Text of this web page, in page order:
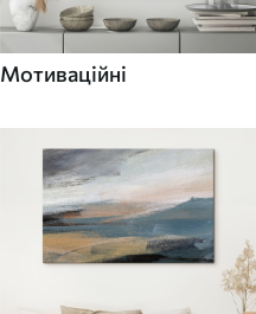
Мотиваційні